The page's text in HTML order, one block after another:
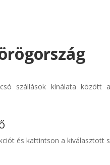
szállások kínálata között
és kattintson a kiválasztott